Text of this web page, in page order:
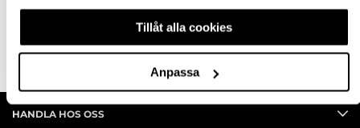
Tillåt alla cookies
Anpassa
Finns fler varianter
HANDLA HOS OSS